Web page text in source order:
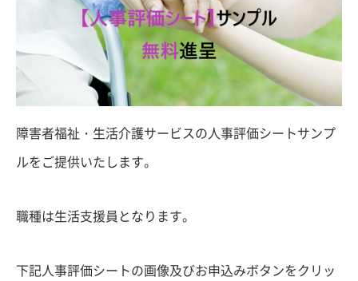
障害者福祉・生活介護サービスの人事評価シートサンプ
ルをご提供いたします。
職種は生活支援員となります。
下記人事評価シートの画像及びお申込みボタンをクリッ